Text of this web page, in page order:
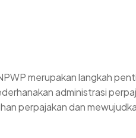
merupakan langkah
administrasi
perpajakan dan